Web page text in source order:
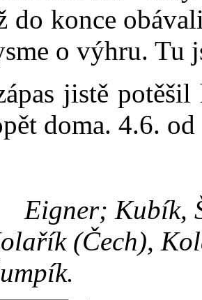
do konce
o výhru. Tu
jistě
doma. 4.6.
Eigner; Kubík,
(Čech),